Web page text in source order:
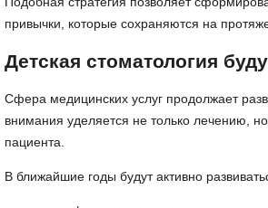
привычки, которые сохраняются на
Детская стоматология
Сфера медицинских услуг продолжает
внимания уделяется не только лечению,
пациента.
В ближайшие годы будут активно